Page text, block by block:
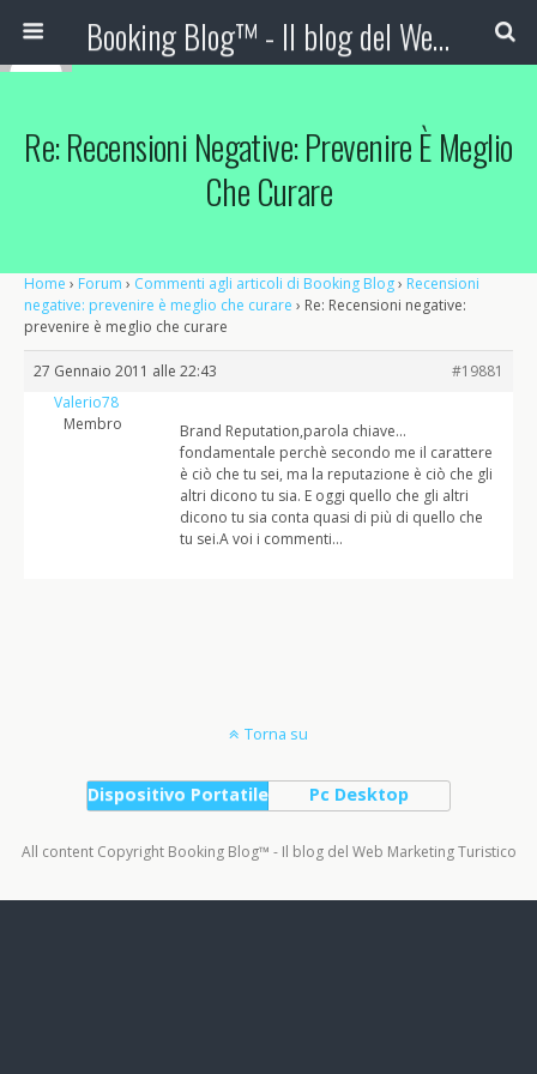
Booking Blog™ - Il blog del Web Marketing Turistico
Re: Recensioni Negative: Prevenire È Meglio
Che Curare
Home › Forum › Commenti agli articoli di Booking Blog› Recensioni
negative: prevenire è meglio che curare › Re: Recensioni negative:
prevenire è meglio che curare
27 Gennaio 2011 alle 22:43
#19881
Valerio78
Membro
Brand Reputation,parola chiave…
fondamentale perchè secondo me il carattere
è ciò che tu sei, ma la reputazione è ciò che gli
altri dicono tu sia. E oggi quello che gli altri
dicono tu sia conta quasi di più di quello che
tu sei.A voi i commenti…
Torna su
Dispositivo Portatile Pc Desktop
All content Copyright Booking Blog™ - Il blog del Web Marketing Turistico